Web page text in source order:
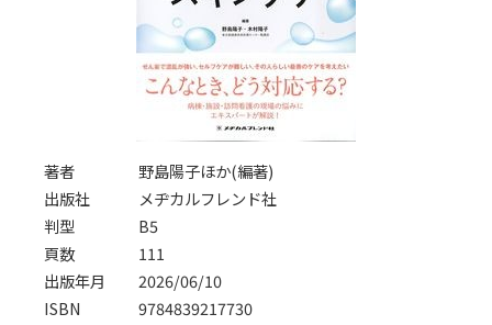
著者
野島陽子ほか(編著)
出版社
メヂカルフレンド社
判型
B5
頁数
111
出版年月
2026/06/10
ISBN
9784839217730